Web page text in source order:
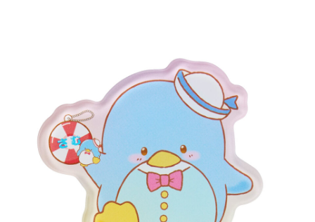
サービスガイド
よくあるご質問 ニュース